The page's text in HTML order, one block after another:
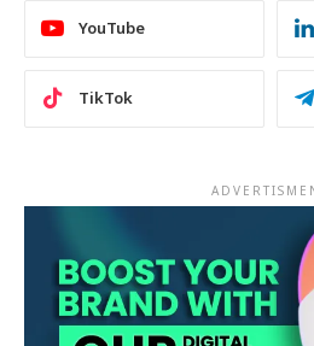
YouTube
TikTok